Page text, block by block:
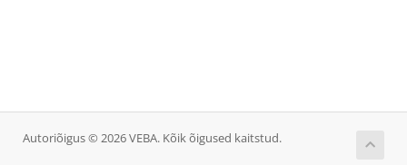
Autoriõigus © 2026 VEBA. Kõik õigused kaitstud.